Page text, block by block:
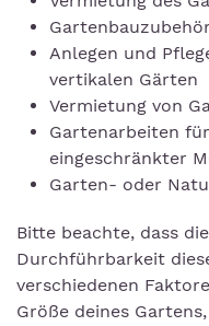
Anlegen und
vertikalen Gärten
Vermietung von
Gartenarbeiten
eingeschränkter
Garten- oder
Bitte beachte, dass
Durchführbarkeit
verschiedenen
Größe deines